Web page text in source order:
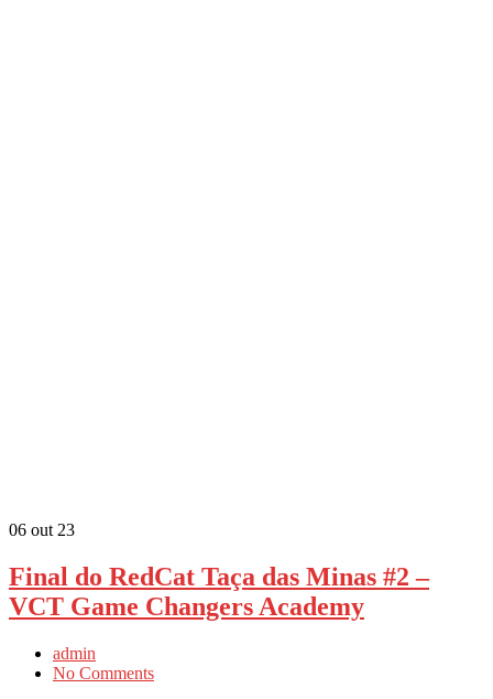
06 out 23
Final do RedCat Taça das Minas #2 –
VCT Game Changers Academy
admin
No Comments